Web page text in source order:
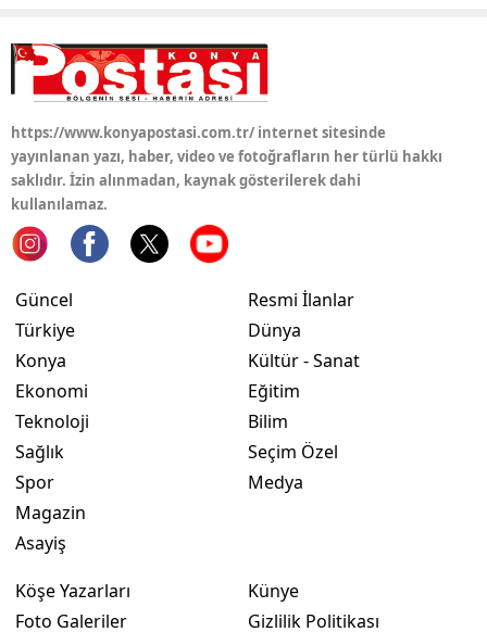
https://www.konyapostasi.com.tr/ internet sitesinde
yayınlanan yazı, haber, video ve fotoğrafların her türlü hakkı
saklıdır. İzin alınmadan, kaynak gösterilerek dahi
kullanılamaz.
Güncel
Türkiye
Konya
Ekonomi
Teknoloji
Sağlık
Spor
Magazin
Asayiş
Resmi İlanlar
Dünya
Kültür - Sanat
Eğitim
Bilim
Seçim Özel
Medya
Köşe Yazarları
Foto Galeriler
Künye
Gizlilik Politikası